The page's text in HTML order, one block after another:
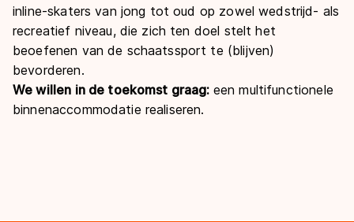
inline-skaters van jong tot oud op zowel wedstrijd- als
recreatief niveau, die zich ten doel stelt het
beoefenen van de schaatssport te (blijven)
bevorderen.
We willen in de toekomst graag: een multifunctionele
binnenaccommodatie realiseren.